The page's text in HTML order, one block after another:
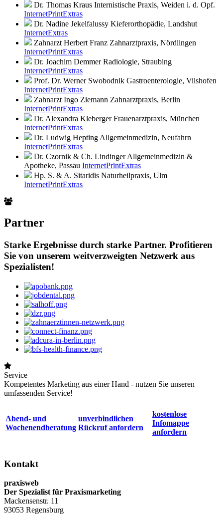
Dr. Thomas Kraus Internistische Praxis, Weiden i. d. Opf.
InternetPrintExtras
Dr. Nadine Jekelfalussy Kieferorthopädie, Landshut
InternetExtras
Zahnarzt Herbert Franz Zahnarztpraxis, Nördlingen
InternetPrintExtras
Dr. Joachim Demmer Radiologie, Straubing
InternetPrintExtras
Prof. Dr. Werner Swobodnik Gastroenterologie, Vilshofen
InternetPrintExtras
Zahnarzt Ingo Ziemann Zahnarztpraxis, Berlin
InternetPrintExtras
Dr. Alexandra Kleberger Frauenarztpraxis, München
InternetPrintExtras
Dr. Ludwig HeptingAllgemeinmedizin, Neufahrn
InternetPrintExtras
Dr. Czornik & Ch. LindingerAllgemeinmedizin &
Apotheke, Passau InternetPrintExtras
Hp. S. & A. Sitaridis Naturheilpraxis, Ulm
InternetPrintExtras
Partner
Starke Ergebnisse durch starke Partner. Profitieren
Sie von unserem weitverzweigten Netzwerk aus
Spezialisten!
Service
Kompetentes Marketing aus einer Hand - nutzen Sie unseren
umfassenden Service!
Abend- und
Wochenendberatung
unverbindlichen
Rückruf anfordern
kostenlose
Infomappe
anfordern
Kontakt
praxisweb
Der Spezialist für Praxismarketing
Mackensenstr. 11
93053 Regensburg